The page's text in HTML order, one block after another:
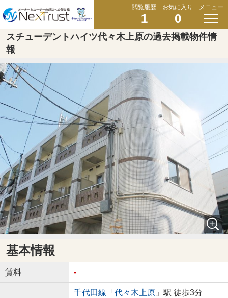
閲覧履歴
1
お気に入り
0
メニュー
スチューデントハイツ代々木上原の過去掲載物件情
報
基本情報
賃料 -
千代田線 「 代々木上原」駅 徒歩3分